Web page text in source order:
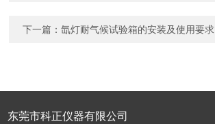
下一篇：氙灯耐气候试验箱的安装及使用要求
东莞市科正仪器有限公司